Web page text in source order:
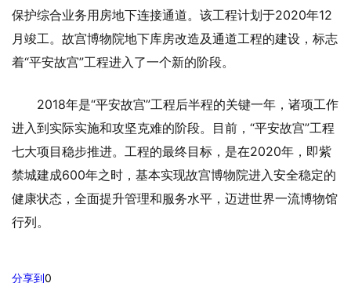
保护综合业务用房地下连接通道。该工程计划于2020年12
月竣工。故宫博物院地下库房改造及通道工程的建设，标志
着“平安故宫”工程进入了一个新的阶段。
2018年是“平安故宫”工程后半程的关键一年，诸项工作
进入到实际实施和攻坚克难的阶段。目前，“平安故宫”工程
七大项目稳步推进。工程的最终目标，是在2020年，即紫
禁城建成600年之时，基本实现故宫博物院进入安全稳定的
健康状态，全面提升管理和服务水平，迈进世界一流博物馆
行列。
分享到0